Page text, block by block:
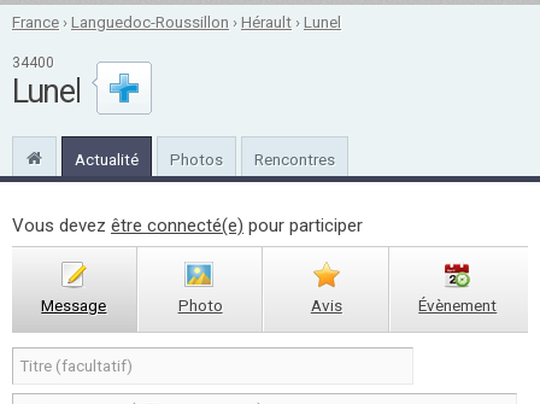
France ›Languedoc-Roussillon ›Hérault ›Lunel
34400
Lunel
Actualité Photos Rencontres
Vous devez être connecté(e) pour participer
Message Photo Avis Évènement